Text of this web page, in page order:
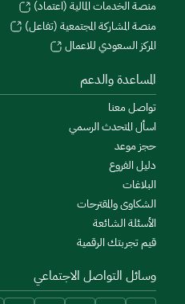
منصة الخدمات المالية (اعتماد)
منصة المشاركة المجتمعية (تفاعل)
المركز السعودي للاعمال
المساعدة والدعم
تواصل معنا
اسأل المتحدث الرسمي
حجز موعد
دليل الفروع
البلاغات
الشكاوى والمقترحات
الأسئلة الشائعة
قيم تجربتك الرقمية
وسائل التواصل الاجتماعي